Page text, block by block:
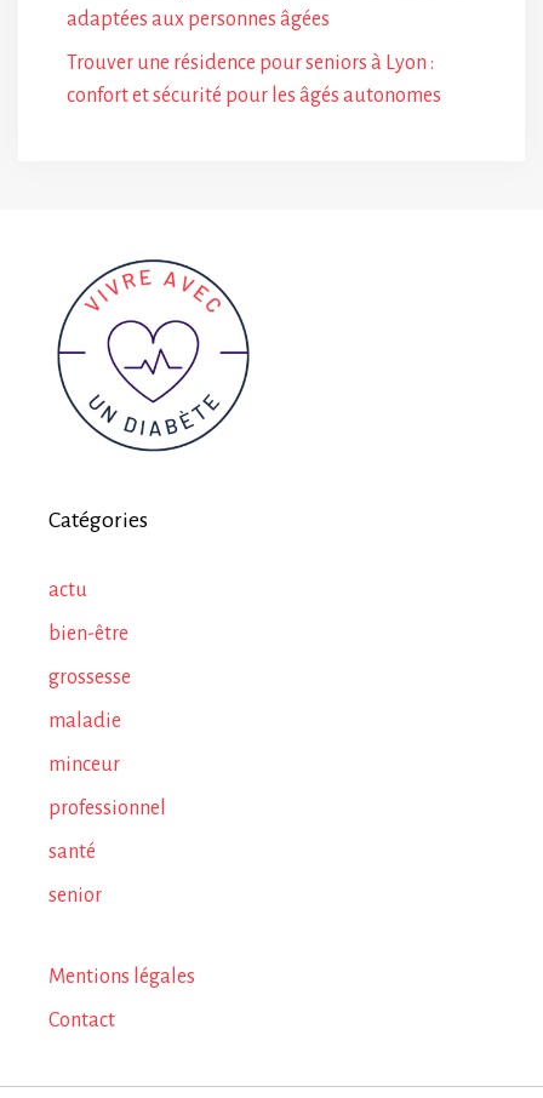
adaptées aux personnes âgées
Trouver une résidence pour seniors à Lyon :
confort et sécurité pour les âgés autonomes
Catégories
actu
bien-être
grossesse
maladie
minceur
professionnel
santé
senior
Mentions légales
Contact